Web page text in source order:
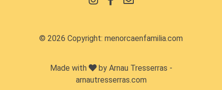
© 2026 Copyright: menorcaenfamilia.com
Made with
by Arnau Tresserras -
arnautresserras.com